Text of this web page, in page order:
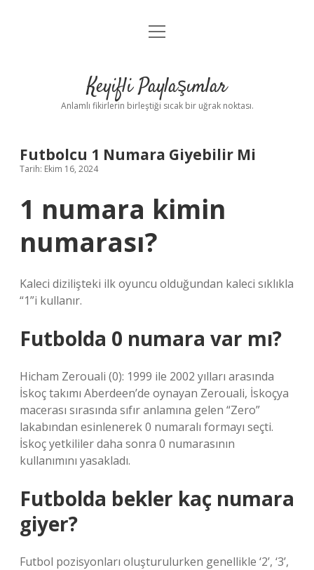
Anasayfa
Yasal Uyarı
menüyü
Keyifli Paylaşımlar
Anlamlı fikirlerin birleştiği sıcak bir uğrak noktası.
Futbolcu 1 Numara Giyebilir Mi
Tarih: Ekim 16, 2024
1 numara kimin
numarası?
Kaleci dizilişteki ilk oyuncu olduğundan kaleci sıklıkla
“1”i kullanır.
Futbolda 0 numara var mı?
Hicham Zerouali (0): 1999 ile 2002 yılları arasında
İskoç takımı Aberdeen’de oynayan Zerouali, İskoçya
macerası sırasında sıfır anlamına gelen “Zero”
lakabından esinlenerek 0 numaralı formayı seçti.
İskoç yetkililer daha sonra 0 numarasının
kullanımını yasakladı.
Futbolda bekler kaç numara
giyer?
Futbol pozisyonları oluşturulurken genellikle ‘2’, ‘3’,